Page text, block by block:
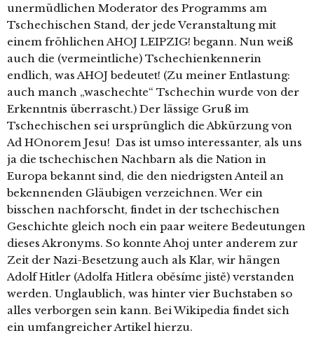
unermüdlichen Moderator des Programms am
Tschechischen Stand, der jede Veranstaltung mit
einem fröhlichen AHOJ LEIPZIG! begann. Nun weiß
auch die (vermeintliche) Tschechienkennerin
endlich, was AHOJ bedeutet! (Zu meiner Entlastung:
auch manch „waschechte“ Tschechin wurde von der
Erkenntnis überrascht.) Der lässige Gruß im
Tschechischen sei ursprünglich die Abkürzung von
Ad HOnorem Jesu! Das ist umso interessanter, als uns
ja die tschechischen Nachbarn als die Nation in
Europa bekannt sind, die den niedrigsten Anteil an
bekennenden Gläubigen verzeichnen. Wer ein
bisschen nachforscht, findet in der tschechischen
Geschichte gleich noch ein paar weitere Bedeutungen
dieses Akronyms. So konnte Ahoj unter anderem zur
Zeit der Nazi-Besetzung auch als Klar, wir hängen
Adolf Hitler (Adolfa Hitlera oběsíme jistě) verstanden
werden. Unglaublich, was hinter vier Buchstaben so
alles verborgen sein kann. Bei Wikipedia findet sich
ein umfangreicher Artikel hierzu.